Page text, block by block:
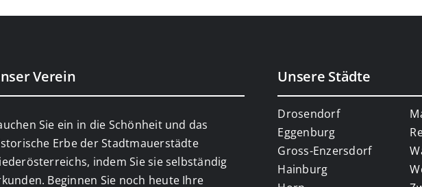
Verein
Sie ein in die Schönheit und das
Erbe der Stadtmauerstädte
indem Sie sie selbständig
Beginnen Sie noch heute Ihre
Unsere Städte
Drosendorf
Eggenburg
Gross-Enzersdorf
Hainburg